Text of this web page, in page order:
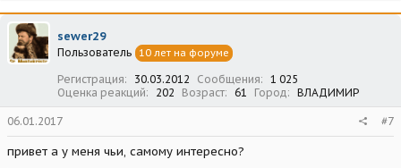
sewer29
Пользователь 10 лет на форуме
Регистрация 30.03.2012 Сообщения
1 025
Оценка реакций
202 Возраст 61 Город ВЛАДИМИР
06.01.2017 #7
привет а у меня чьи, самому интересно?